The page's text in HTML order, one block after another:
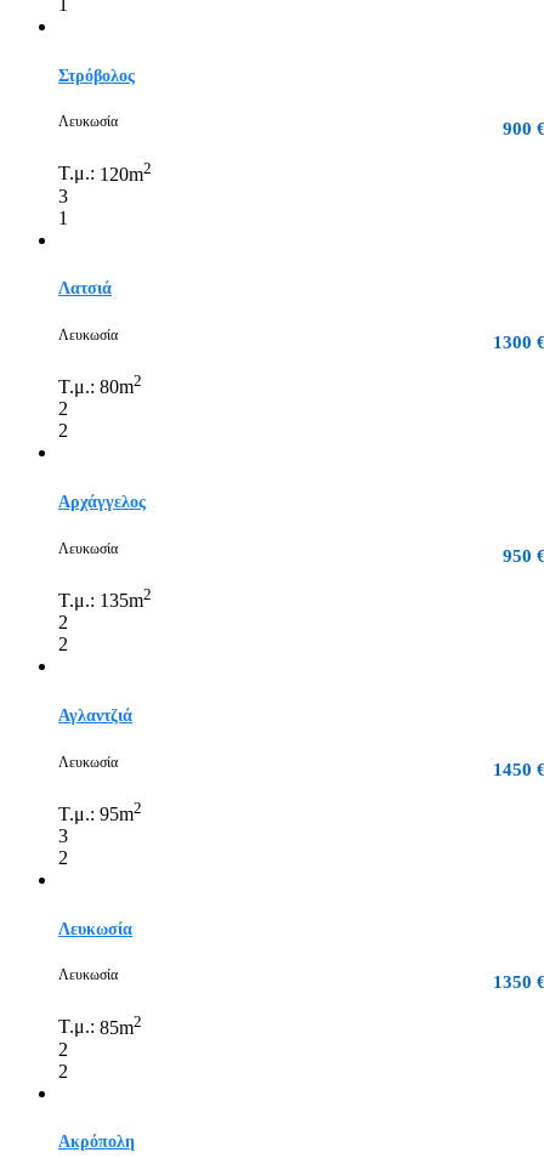
Στρόβολος
Λευκωσία 900
Τ.μ.: 120m2
3
1
Λατσιά
Λευκωσία 1300
Τ.μ.: 80m2
2
2
Αρχάγγελος
Λευκωσία 950
Τ.μ.: 135m2
2
2
Αγλαντζιά
Λευκωσία 1450
Τ.μ.: 95m2
3
2
Λευκωσία
Λευκωσία 1350
Τ.μ.: 85m2
2
2
Ακρόπολη